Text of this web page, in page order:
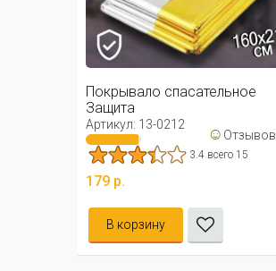
Покрывало спасательное
Защита
Артикул: 13-0212 ☺
3.4 всего 15
179 р.
В корзину